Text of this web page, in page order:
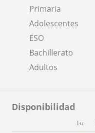
Primaria
Adolescentes
ESO
Bachillerato
Adultos
Disponibilidad
Lu